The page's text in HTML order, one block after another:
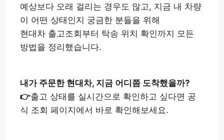
예상보다 오래 걸리는 경우도 많고, 지금 내 차량
이 어떤 상태인지 궁금한 분들을 위해
현대차 출고조회부터 탁송 위치 확인까지 모든
방법을 정리했습니다.
내가 주문한 현대차, 지금 어디쯤 도착했을까?
👉출고 상태를 실시간으로 확인하고 싶다면 공
식 조회 페이지에서 바로 확인해보세요.